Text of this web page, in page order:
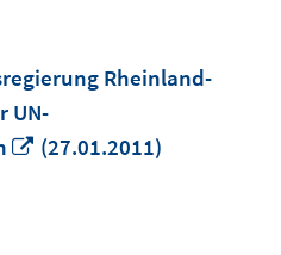
Rheinland-
UN-
In
(27.01.2011)